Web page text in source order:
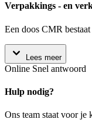
Verpakkings - en
Een doos CMR
Lees meer
Online Snel antwoord
Hulp nodig?
Ons team staat voor je